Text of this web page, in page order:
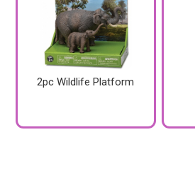
2pc Wildlife Platform